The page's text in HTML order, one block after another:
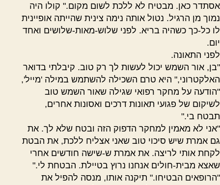
אסתדר כאן. מבטיח לא ללכת לשום מקום." קולו היה
נמוך מן הרגיל. נטול אותה נימה צינית שהייתה אופיינית
לו כל-כך כשהיה בריא. לפני שלוש-מאות-שלושים ואחד
יום.
לפני התאונה.
"בן, אור השמש יכול לעשות לך רק טוב. קיבלתי בדואר
האלקטרוני," היא טרם השכילה להשתמש במילה 'מייל',
"הודעה על מחקר רפואי שגילה שאור השמש טוב
לשיקום של פגועי תאונות דרכים ואסונות אחרים,
תבטח בי."
"אני לא מאמין למחקר הדפוק הזה ובטח שלא לך. את
גם אמרת שיש סיכוי טוב שאני אצליח ללכת, את הבטת
לקחת אותי לריצה. את אמרת ש-שישה חודשים אחרי
שאצא מבית-חולים אנחנו נרוץ בטיילת. הבטחת לי."
"הרופאים הבטיחו." תיקנה אותו, מנסה להפיל את